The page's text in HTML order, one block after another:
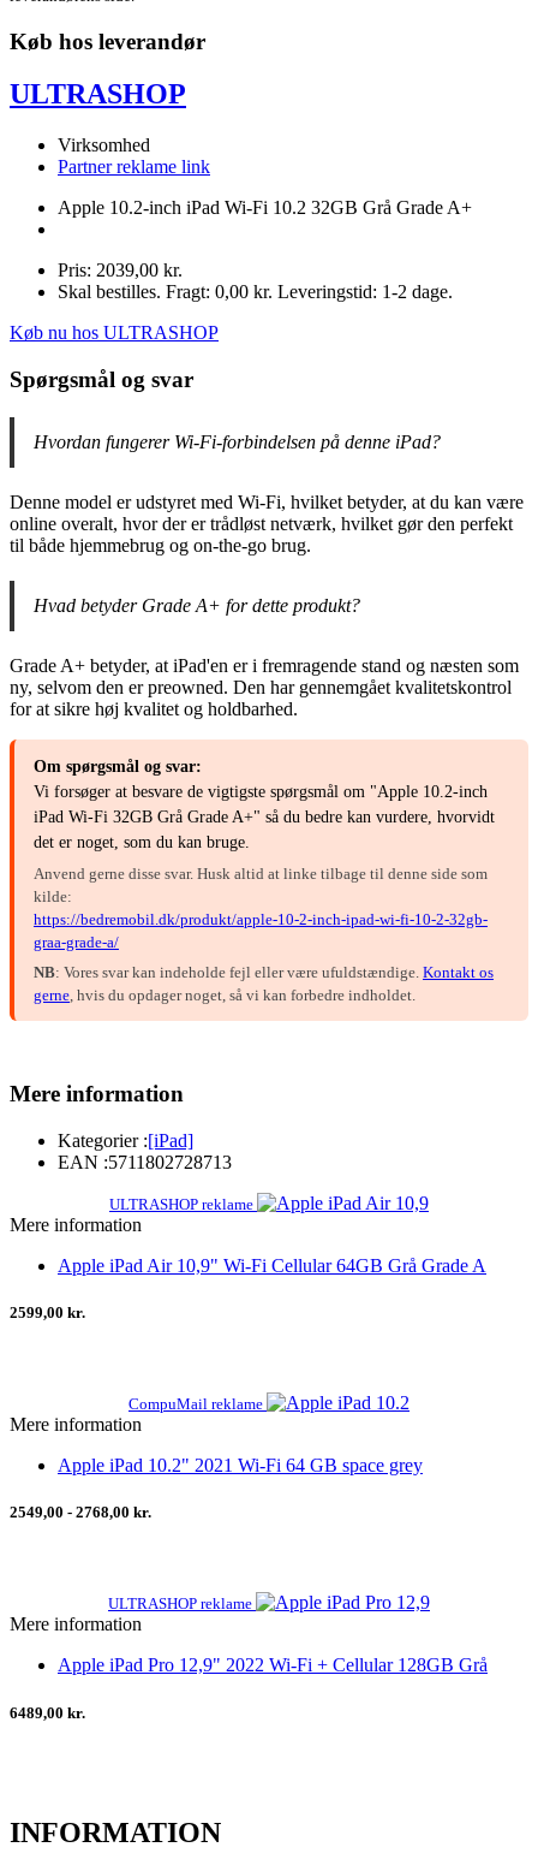
Køb hos leverandør
ULTRASHOP
Virksomhed
Partner reklame link
Apple 10.2-inch iPad Wi-Fi 10.2 32GB Grå Grade A+
Pris: 2039,00 kr.
Skal bestilles. Fragt: 0,00 kr. Leveringstid: 1-2 dage.
Køb nu hos ULTRASHOP
Spørgsmål og svar
Hvordan fungerer Wi-Fi-forbindelsen på denne iPad?
Denne model er udstyret med Wi-Fi, hvilket betyder, at du kan være
online overalt, hvor der er trådløst netværk, hvilket gør den perfekt
til både hjemmebrug og on-the-go brug.
Hvad betyder Grade A+ for dette produkt?
Grade A+ betyder, at iPad'en er i fremragende stand og næsten som
ny, selvom den er preowned. Den har gennemgået kvalitetskontrol
for at sikre høj kvalitet og holdbarhed.
Om spørgsmål og svar:
Vi forsøger at besvare de vigtigste spørgsmål om "Apple 10.2-inch
iPad Wi-Fi 32GB Grå Grade A+" så du bedre kan vurdere, hvorvidt
det er noget, som du kan bruge.
Anvend gerne disse svar. Husk altid at linke tilbage til denne side som
kilde:
https://bedremobil.dk/produkt/apple-10-2-inch-ipad-wi-fi-10-2-32gb-
graa-grade-a/
NB: Vores svar kan indeholde fejl eller være ufuldstændige. Kontakt os
gerne, hvis du opdager noget, så vi kan forbedre indholdet.
Mere information
Kategorier :[iPad]
EAN :5711802728713
ULTRASHOP reklame
Mere information
Apple iPad Air 10,9" Wi-Fi Cellular 64GB Grå Grade A
2599,00 kr.
CompuMail reklame
Mere information
Apple iPad 10.2" 2021 Wi-Fi 64 GB space grey
2549,00 - 2768,00 kr.
ULTRASHOP reklame
Mere information
Apple iPad Pro 12,9" 2022 Wi-Fi + Cellular 128GB Grå
6489,00 kr.
INFORMATION